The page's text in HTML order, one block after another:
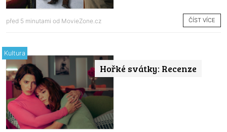
před 5 minutami od MovieZone.cz ČÍST VÍCE
Hořké svátky: Recenze
Kultura